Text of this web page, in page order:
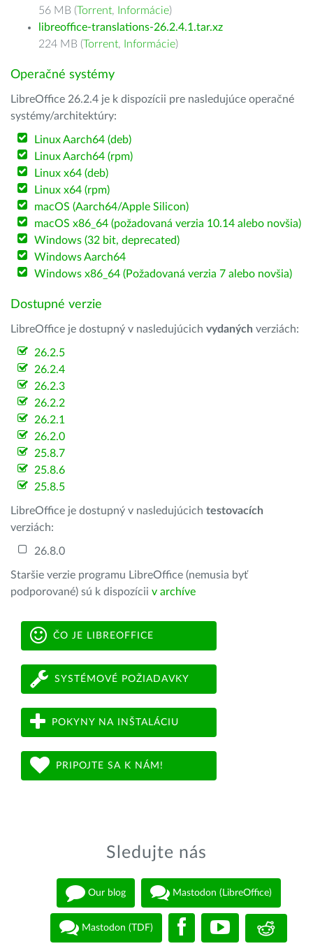
56 MB (Torrent, Informácie)
libreoffice-translations-26.2.4.1.tar.xz
224 MB (Torrent, Informácie)
Operačné systémy
LibreOffice 26.2.4 je k dispozícii pre nasledujúce operačné
systémy/architektúry:
Linux Aarch64 (deb)
Linux Aarch64 (rpm)
Linux x64 (deb)
Linux x64 (rpm)
macOS (Aarch64/Apple Silicon)
macOS x86_64 (požadovaná verzia 10.14 alebo novšia)
Windows (32 bit, deprecated)
Windows Aarch64
Windows x86_64 (Požadovaná verzia 7 alebo novšia)
Dostupné verzie
LibreOffice je dostupný v nasledujúcich vydaných verziách:
26.2.5
26.2.4
26.2.3
26.2.2
26.2.1
26.2.0
25.8.7
25.8.6
25.8.5
LibreOffice je dostupný v nasledujúcich testovacích
verziách:
26.8.0
Staršie verzie programu LibreOffice (nemusia byť
podporované) sú k dispozícii v archíve
ČO JE LIBREOFFICE
SYSTÉMOVÉ POŽIADAVKY
POKYNY NA INŠTALÁCIU
PRIPOJTE SA K NÁM!
Sledujte nás
Our blog Mastodon (LibreOffice)
Mastodon (TDF)